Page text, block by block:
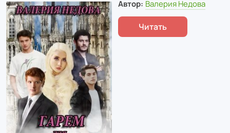
Автор: Валерия Недова
Читать